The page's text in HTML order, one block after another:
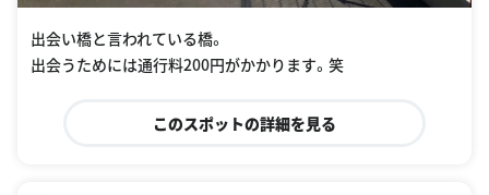
出会い橋と言われている橋。
出会うためには通行料200円がかかります。笑
このスポットの詳細を見る